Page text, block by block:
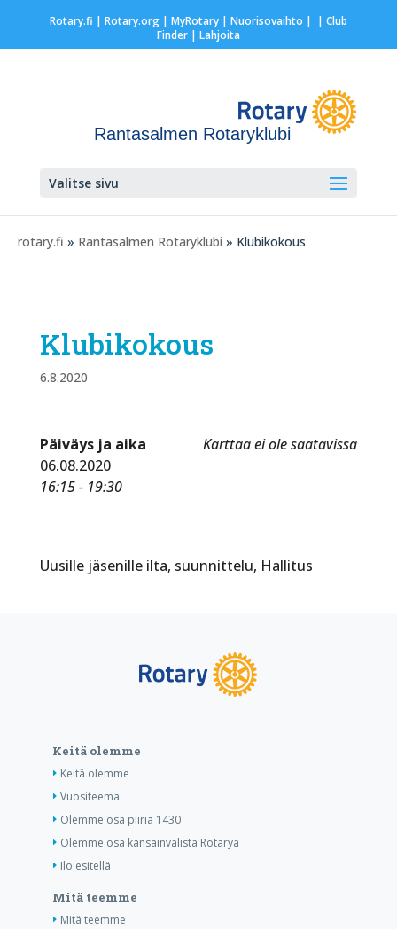
Rotary.fi | Rotary.org| MyRotary | Nuorisovaihto | | Club
Finder| Lahjoita
Rantasalmen Rotaryklubi
Valitse sivu
rotary.fi » Rantasalmen Rotaryklubi » Klubikokous
Klubikokous
6.8.2020
Karttaa ei ole saatavissa
Päiväys ja aika
06.08.2020
16:15 - 19:30
Uusille jäsenille ilta, suunnittelu, Hallitus
Keitä olemme
Keitä olemme
Vuositeema
Olemme osa piiriä 1430
Olemme osa kansainvälistä Rotarya
Ilo esitellä
Mitä teemme
Mitä teemme